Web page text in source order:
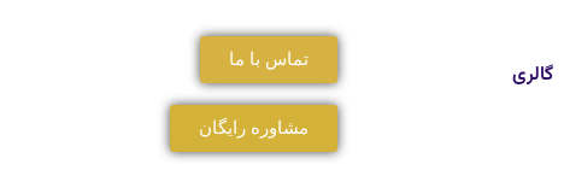
گالری
تماس با ما
مشاوره رایگان